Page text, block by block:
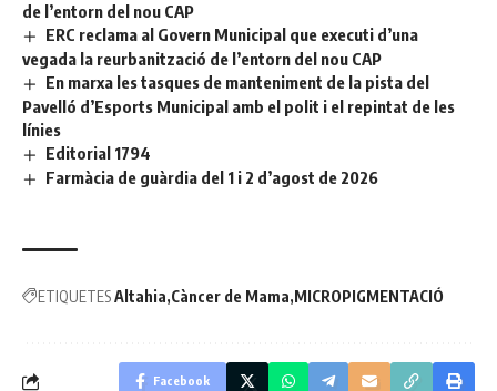
de l’entorn del nou CAP
ERC reclama al Govern Municipal que executi d’una
vegada la reurbanització de l’entorn del nou CAP
En marxa les tasques de manteniment de la pista del
Pavelló d’Esports Municipal amb el polit i el repintat de les
línies
Editorial 1794
Farmàcia de guàrdia del 1 i 2 d’agost de 2026
ETIQUETESAltahia Càncer de Mama MICROPIGMENTACIÓ
Facebook